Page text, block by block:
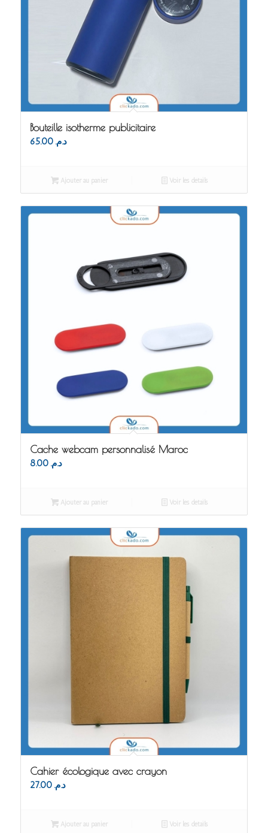
Bouteille isotherme publicitaire
د.م. 65.00
Ajouter au panier Voir les détails
Cache webcam personnalisé Maroc
د.م. 8.00
Ajouter au panier Voir les détails
Cahier écologique avec crayon
د.م. 27.00
Ajouter au panier Voir les détails